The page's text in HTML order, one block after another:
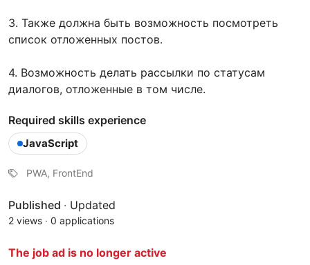
3. Также должна быть возможность посмотреть
список отложенных постов.
4. Возможность делать рассылки по статусам
диалогов, отложенные в том числе.
Required skills experience
JavaScript
PWA, FrontEnd
Published · Updated
2 views · 0 applications
The job ad is no longer active